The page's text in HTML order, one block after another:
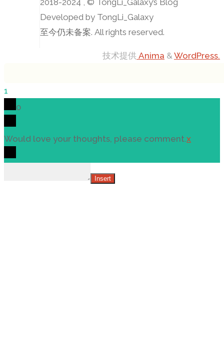
Developed by TongLi_Galaxy
至今仍未备案. All rights reserved.
技术提供 Anima & WordPress.
1
0
Would love your thoughts, please comment.x
Insert